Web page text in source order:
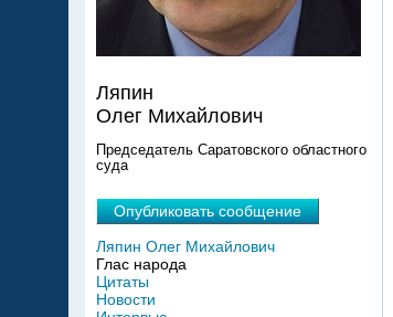
Ляпин
Олег Михайлович
Председатель Саратовского областного
суда
Опубликовать сообщение
Ляпин Олег Михайлович
Глас народа
Цитаты
Новости